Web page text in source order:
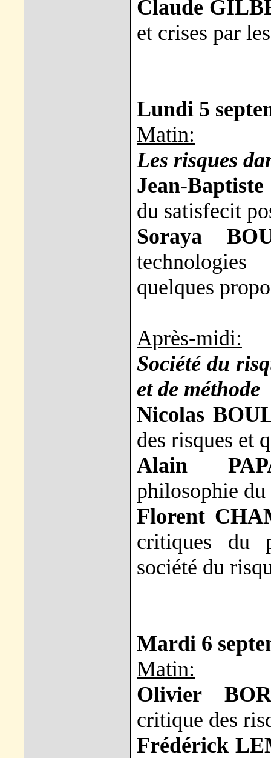
Claude
et crises par
Lundi 5
Matin:
Les risques
Jean-
du satisfecit
Soraya
quelques
Après-midi:
Société du
et de méthode
Nicolas
des risques et
Alain
philosophie
Florent
critiques du
société du
Mardi 6
Matin:
Olivier
critique des
Frédérick